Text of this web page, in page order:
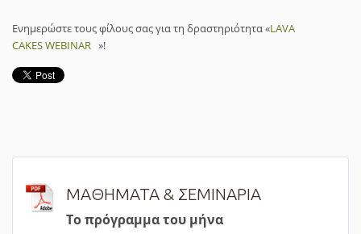
Ενημερώστε τους φίλους σας για τη δραστηριότητα «LAVA
CAKES WEBINAR »!
ΜΑΘΗΜΑΤΑ & ΣΕΜΙΝΑΡΙΑ
Το πρόγραμμα του μήνα